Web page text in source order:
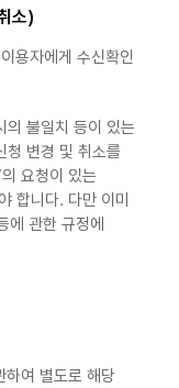
소)
용자에게 수신확인
의 불일치 등이 있는
청 변경 및 취소를
요청이 있는
합니다. 다만 이미
에 관한 규정에
여 별도로 해당